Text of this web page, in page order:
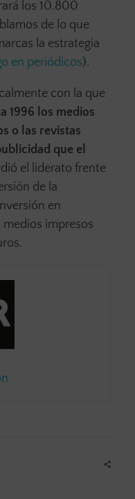
los 10.800
de lo que
la estrategia
en periódicos).
con la que
1996 los medios
o las revistas
que el
el liderato frente
de la
en
impresos